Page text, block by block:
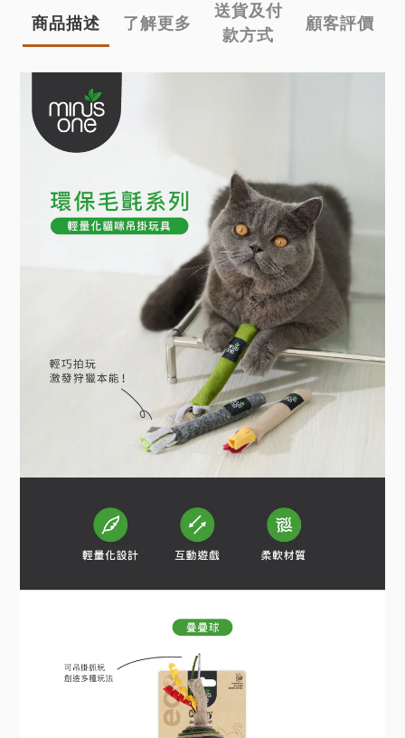
商品描述 了解更多
送貨及付
款方式
顧客評價